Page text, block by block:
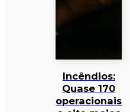
Incêndios:
Quase 170
operacionais